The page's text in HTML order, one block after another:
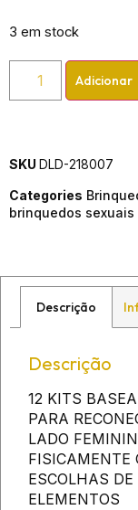
3 em stock
Adicionar
SKU DLD-218007
Categories
brinquedos sexuais
Descrição
Descrição
12 KITS
PARA
LADO
FISICAMENTE
ESCOLHAS
ELEMENTOS